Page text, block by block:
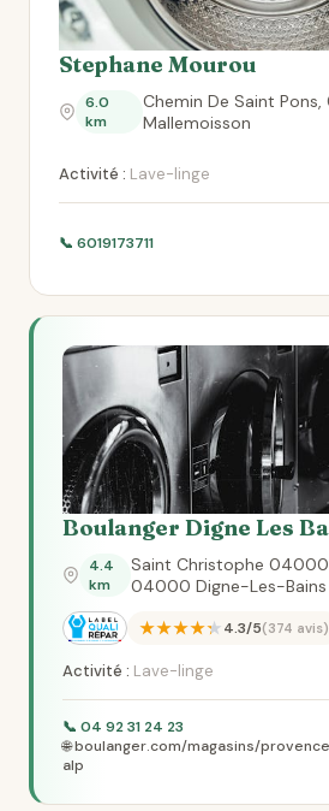
Stephane Mourou
6.0
km
Chemin De Saint Pons,
Mallemoisson
Activité : Lave-linge
📞 6019173711
Boulanger Digne Les
4.4
km
Saint Christophe 04000
04000 Digne-Les-Bains
★★★★★4.3/5(374 avis)
Activité : Lave-linge
📞 04 92 31 24 23
🌐 boulanger.com/magasins/
alp